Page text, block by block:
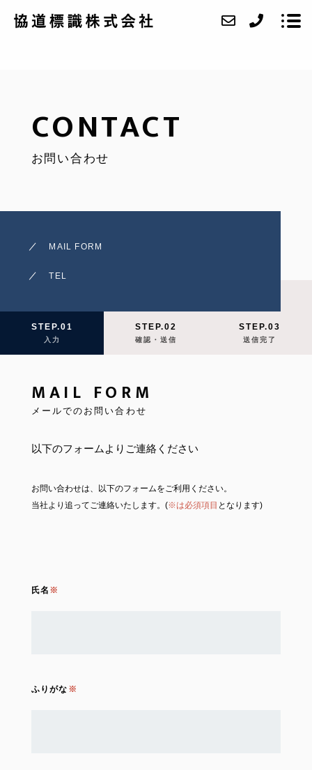
WORK
CONTACT
お問い合わせ
MAIL FORM
TEL
STEP.01
入力
STEP.02
確認・送信
STEP.03
送信完了
MAIL FORM
メールでのお問い合わせ
以下のフォームよりご連絡ください
お問い合わせは、以下のフォームをご利用ください。
当社より追ってご連絡いたします。(※は必須項目 となります)
氏名
ふりがな